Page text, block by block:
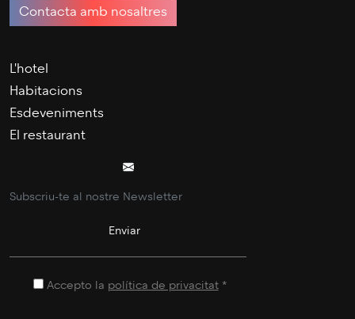
Contacta amb nosaltres
L'hotel
Habitacions
Esdeveniments
El restaurant
Accepto la política de privacitat*